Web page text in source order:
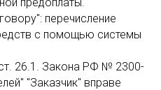
перечисление
с помощью системы
26.1. Закона РФ № 2300-
"Заказчик" вправе